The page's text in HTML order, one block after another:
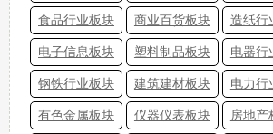
食品行业板块 商业百货板块 造纸行
电子信息板块 塑料制品板块 电器行
钢铁行业板块 建筑建材板块 电力行
有色金属板块 仪器仪表板块 房地产